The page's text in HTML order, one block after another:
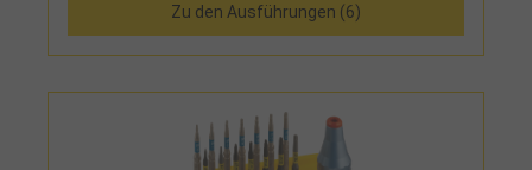
Zu den Ausführungen (6)